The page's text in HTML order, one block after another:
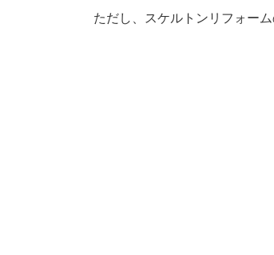
ただし、スケルトンリフォー